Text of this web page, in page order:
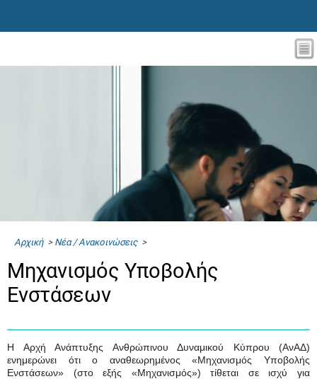
Αρχική> Νέα / Ανακοινώσεις>
Μηχανισμός Υποβολής
Ενστάσεων
Η Αρχή Ανάπτυξης Ανθρώπινου Δυναμικού Κύπρου (ΑνΑΔ)
ενημερώνει ότι ο αναθεωρημένος «Μηχανισμός Υποβολής
Ενστάσεων» (στο εξής «Μηχανισμός») τίθεται σε ισχύ για